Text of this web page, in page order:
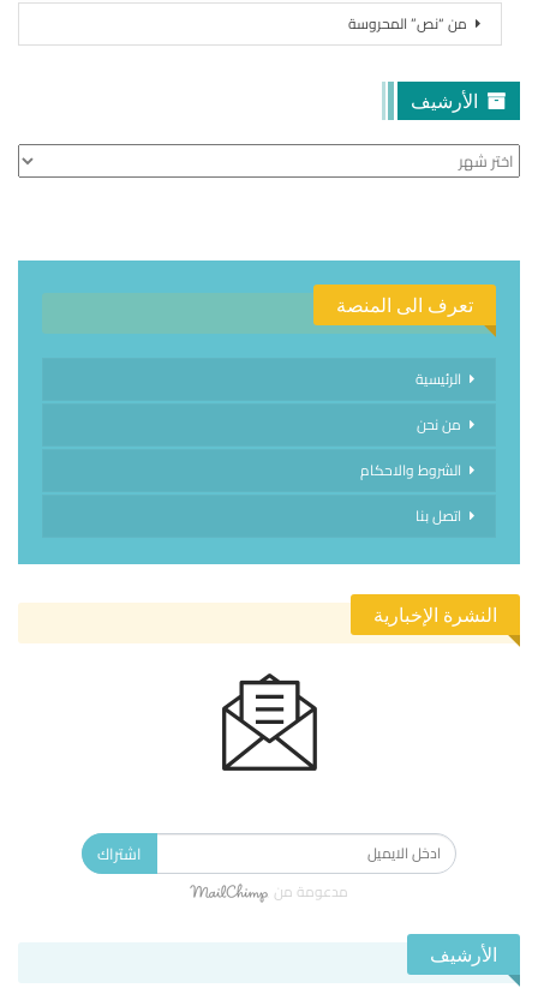
من “نص” المحروسة
الأرشيف
الأرشيف
تعرف الى المنصة
الرئيسية
من نحن
الشروط والاحكام
اتصل بنا
النشرة الإخبارية
اشتراك
مدعومة من
الأرشيف